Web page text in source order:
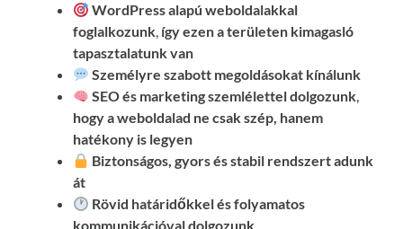
WordPress alapú weboldalakkal
foglalkozunk, így ezen a területen kimagasló
tapasztalatunk van
Személyre szabott megoldásokat kínálunk
SEO és marketing szemlélettel dolgozunk,
hogy a weboldalad ne csak szép, hanem
hatékony is legyen
Biztonságos, gyors és stabil rendszert adunk
át
Rövid határidőkkel és folyamatos
kommunikációvaldolgozunk